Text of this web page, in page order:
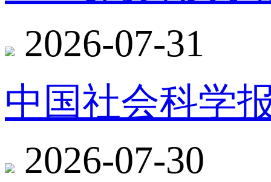
2026-07-31
中国社会科学
2026-07-30